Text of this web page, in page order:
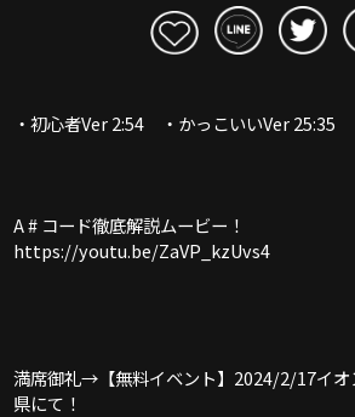
・初心者Ver 2:54 ・かっこいいVer 25:35
A # コード徹底解説ムービー！
https://youtu.be/ZaVP_kzUvs4
満席御礼→【無料イベント】2024/2/17イオ
県にて！